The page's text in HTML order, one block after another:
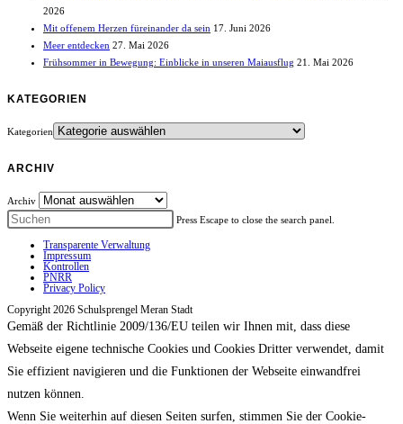
2026
Mit offenem Herzen füreinander da sein 17. Juni 2026
Meer entdecken 27. Mai 2026
Frühsommer in Bewegung: Einblicke in unseren Maiausflug 21. Mai 2026
KATEGORIEN
Kategorien
ARCHIV
Archiv
Press Escape to close the search panel.
Transparente Verwaltung
Impressum
Kontrollen
PNRR
Privacy Policy
Copyright 2026 Schulsprengel Meran Stadt
Gemäß der Richtlinie 2009/136/EU teilen wir Ihnen mit, dass diese
Webseite eigene technische Cookies und Cookies Dritter verwendet, damit
Sie effizient navigieren und die Funktionen der Webseite einwandfrei
nutzen können.
Wenn Sie weiterhin auf diesen Seiten surfen, stimmen Sie der Cookie-